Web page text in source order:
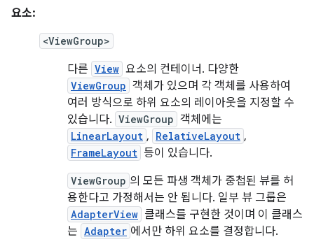
요소:
<ViewGroup>
다른 View 요소의 컨테이너. 다양한
ViewGroup 객체가 있으며 각 객체를 사용하여
여러 방식으로 하위 요소의 레이아웃을 지정할 수
있습니다. ViewGroup 객체에는
LinearLayout , RelativeLayout ,
FrameLayout 등이 있습니다.
ViewGroup 의 모든 파생 객체가 중첩된 뷰를 허
용한다고 가정해서는 안 됩니다. 일부 뷰 그룹은
AdapterView 클래스를 구현한 것이며 이 클래스
는 Adapter 에서만 하위 요소를 결정합니다.